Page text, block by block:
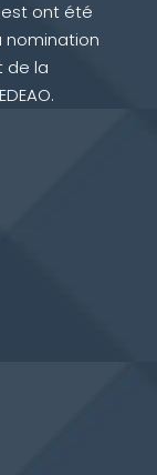
ont été
nomination
de la